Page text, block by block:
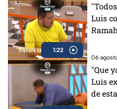
1:22
Luis
06
"Que
Luis
de